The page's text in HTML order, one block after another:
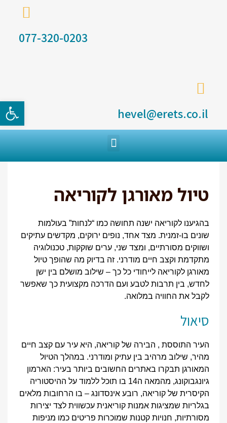
077-320-0203
hevel@erets.co.il
טיול מאורגן לקוריאה
בהגיענו לקוריאה ישנה תחושה כמו “לנחות” בעולמות
שונים בו-זמנית. מצד אחד, נופים ירוקים, מקדשים עתיקים
ושווקים מסורתיים, ומצד שני, ערים שוקקות, טכנולוגיה
מתקדמת וקצב חיים מודרני. זה בדיוק מה שהופך טיול
מאורגן לקוריאה לייחודי כל כך – שילוב מושלם בין ישן
לחדש, בין תרבות לטבע ועם הדרכה מקצועית כך שאפשר
לקבל את החוויה במלואה.
סיאול
העיר התוססת , הבירה של קוריאה, היא עיר עם קצב חיים
מהיר, שילוב מרהיב בין עתיק ומודרני. במהלך הטיול
המאורגן תבקרו באתרים החשובים ביותר בעיר: הארמון
גיונגבוקונג, מהמאה ה14 בו תוכל ללמוד על ההיסטוריה
הקיסרית של קוריאה, רובע אינסדונג – בו הרחובות מלאים
בגלריות שמציגות אמנות קוריאנית עכשווית לצד יצירות
מסורתיות, חנויות קטנות שמוכרות פריטים כמו מניפות
פתח